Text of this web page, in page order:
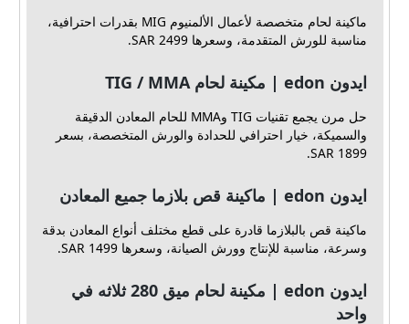
ماكينة لحام متخصصة لأعمال الألمنيوم MIG بقدرات احترافية،
مناسبة للورش المتقدمة، وسعرها 2499 SAR.
ايدون edon | مكينة لحام TIG / MMA
حل مرن يجمع تقنيات TIG وMMA للحام المعادن الدقيقة
والسميكة، خيار احترافي للحدادة والورش المتخصصة، بسعر
1899 SAR.
ايدون edon | ماكينة قص بلازما جميع المعادن
ماكينة قص بالبلازما قادرة على قطع مختلف أنواع المعادن بدقة
وسرعة، مناسبة للإنتاج وورش الصيانة، وسعرها 1499 SAR.
ايدون edon | مكينة لحام ميق 280 ثلاثه في
واحد